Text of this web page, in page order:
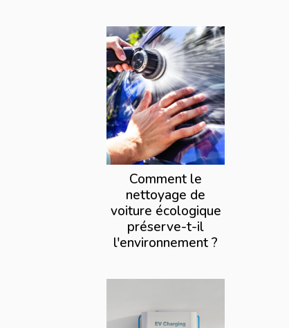
Comment le
nettoyage de
voiture écologique
préserve-t-il
l'environnement ?